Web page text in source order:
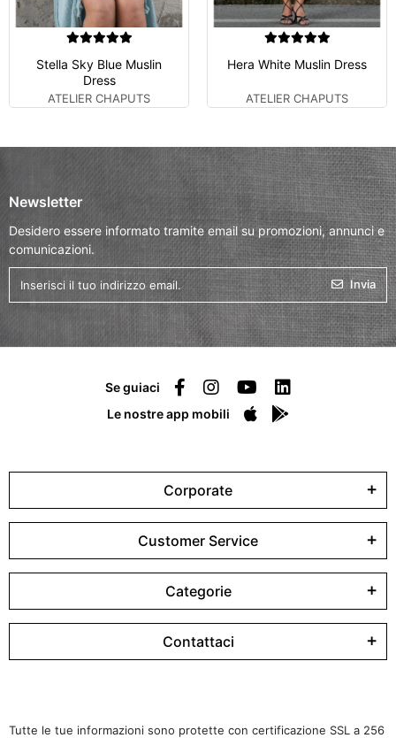
Stella Sky Blue Muslin
Dress
ATELIER CHAPUTS
Hera White Muslin Dress
ATELIER CHAPUTS
Newsletter
Desidero essere informato tramite email su promozioni, annunci e
comunicazioni.
Invia
Se guiaci
Le nostre app mobili
Corporate
Customer Service
Categorie
Contattaci
Tutte le tue informazioni sono protette con certificazione SSL a 256